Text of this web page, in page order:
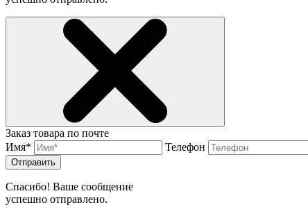
Заказ товара по почте
Имя*
Телефон
Отправить
Спасибо! Ваше сообщение
успешно отправлено.